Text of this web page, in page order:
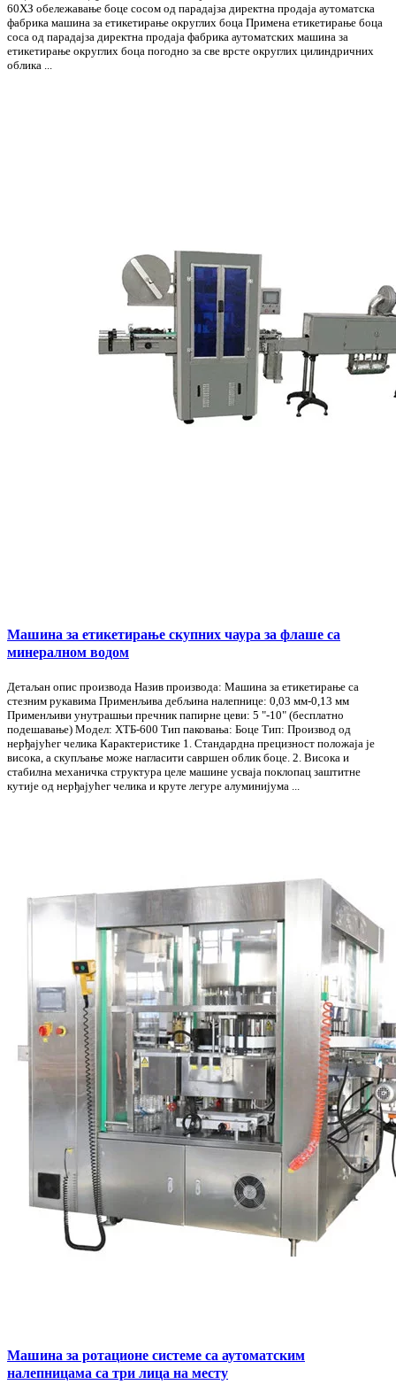
60ХЗ обележавање боце сосом од парадајза директна продаја аутоматска
фабрика машина за етикетирање округлих боца Примена етикетирање боца
соса од парадајза директна продаја фабрика аутоматских машина за
етикетирање округлих боца погодно за све врсте округлих цилиндричних
облика ...
Машина за етикетирање скупних чаура за флаше са
минералном водом
Детаљан опис производа Назив производа: Машина за етикетирање са
стезним рукавима Применљива дебљина налепнице: 0,03 мм-0,13 мм
Применљиви унутрашњи пречник папирне цеви: 5 "-10" (бесплатно
подешавање) Модел: ХТБ-600 Тип паковања: Боце Тип: Производ од
нерђајућег челика Карактеристике 1. Стандардна прецизност положаја је
висока, а скупљање може нагласити савршен облик боце. 2. Висока и
стабилна механичка структура целе машине усваја поклопац заштитне
кутије од нерђајућег челика и круте легуре алуминијума ...
Машина за ротационе системе са аутоматским
налепницама са три лица на месту